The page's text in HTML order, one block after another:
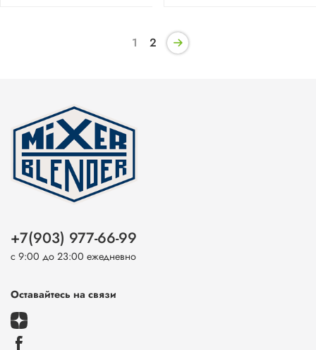
1 2
+7(903) 977-66-99
с 9:00 до 23:00 ежедневно
Оставайтесь на связи